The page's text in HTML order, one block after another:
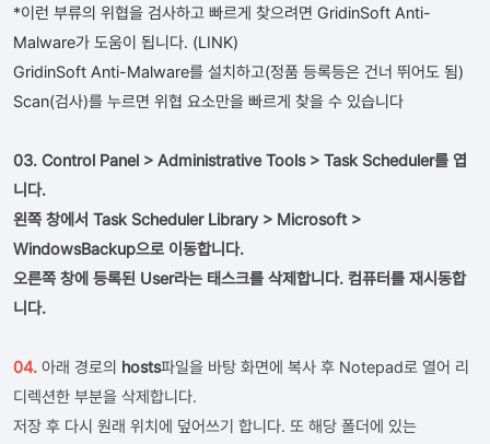
*이런 부류의 위협을 검사하고 빠르게 찾으려면 GridinSoft Anti-
Malware가 도움이 됩니다. (LINK)
GridinSoft Anti-Malware를 설치하고(정품 등록등은 건너 뛰어도 됨)
Scan(검사)를 누르면 위협 요소만을 빠르게 찾을 수 있습니다
03. Control Panel > Administrative Tools > Task Scheduler를 엽
니다.
왼쪽 창에서 Task Scheduler Library > Microsoft >
WindowsBackup으로 이동합니다.
오른쪽 창에 등록된 User라는 태스크를 삭제합니다. 컴퓨터를 재시동합
니다.
04. 아래 경로의 hosts파일을 바탕 화면에 복사 후 Notepad로 열어 리
디렉션한 부분을 삭제합니다.
저장 후 다시 원래 위치에 덮어쓰기 합니다. 또 해당 폴더에 있는